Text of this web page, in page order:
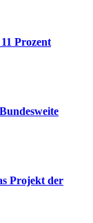
Prozent
Projekt der